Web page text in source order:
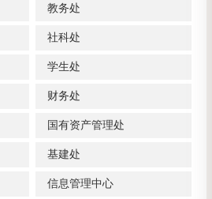
教务处
社科处
学生处
财务处
国有资产管理处
基建处
信息管理中心